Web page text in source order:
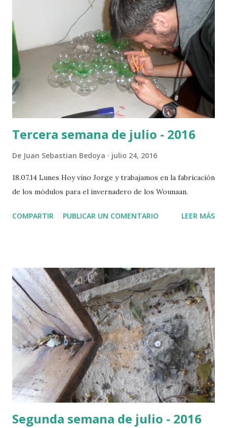
no queda bien anclado es posible que el viento se pueda
llevar la estructura.
Tercera semana de julio - 2016
De Juan Sebastian Bedoya julio 24, 2016
18.07.14 Lunes Hoy vino Jorge y trabajamos en la fabricación
de los módulos para el invernadero de los Wounaan.
COMPARTIR PUBLICAR UN COMENTARIO LEER MÁS
Segunda semana de julio - 2016